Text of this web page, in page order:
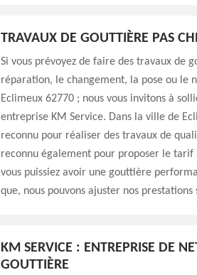
TRAVAUX DE GOUTTIÈRE PAS
Si vous prévoyez de faire des travaux de
réparation, le changement, la pose ou le
Eclimeux 62770 ; nous vous invitons à
entreprise KM Service. Dans la ville de
reconnu pour réaliser des travaux de
reconnu également pour proposer le tarif
vous puissiez avoir une gouttière
que, nous pouvons ajuster nos
KM SERVICE : ENTREPRISE DE
GOUTTIÈRE